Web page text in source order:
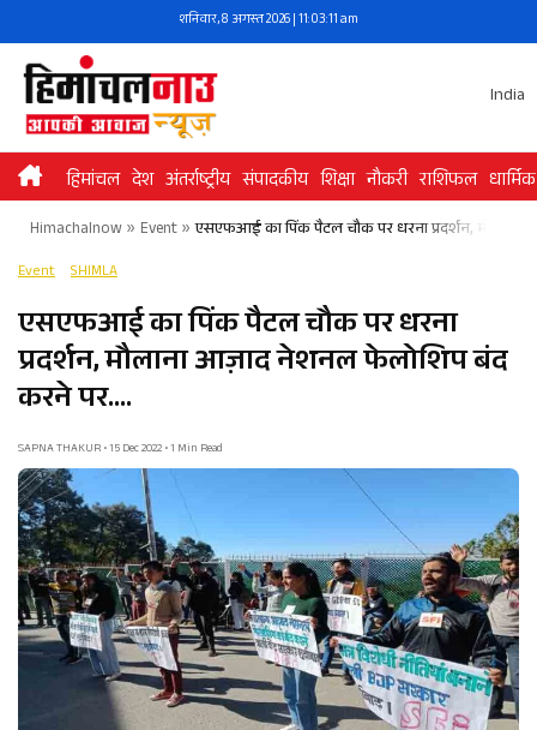
to
content
शनिवार, 8 अगस्त 2026 | 11:03:11 am
India
हिमांचल देश अंतर्राष्ट्रीय संपादकीय शिक्षा नौकरी राशिफल धार्मिक
Himachalnow» Event» एसएफआई का पिंक पैटल चौक पर धरना प्रदर्शन,
Event SHIMLA
एसएफआई का पिंक पैटल चौक पर धरना
प्रदर्शन, मौलाना आज़ाद नेशनल फेलोशिप बंद
करने पर….
SAPNA THAKUR • 15 Dec 2022 • 1 Min Read